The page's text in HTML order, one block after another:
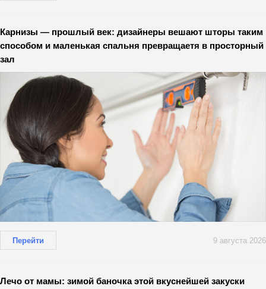
Карнизы — прошлый век: дизайнеры вешают шторы таким
способом и маленькая спальня превращаетя в просторный
зал
Перейти 9 августа 2026
Лечо от мамы: зимой баночка этой вкуснейшей закуски